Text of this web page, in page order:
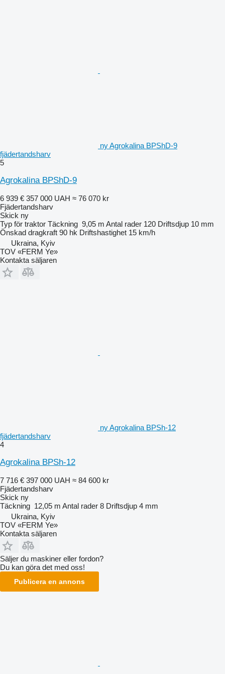
ny Agrokalina BPShD-9
fjädertandsharv
5
Agrokalina BPShD-9
6 939 € 357 000 UAH ≈ 76 070 kr
Fjädertandsharv
Skick ny
Typ för traktor Täckning 9,05 m Antal rader 120 Driftsdjup 10 mm
Önskad dragkraft 90 hk Driftshastighet 15 km/h
Ukraina, Kyiv
TOV «FERM Ye»
Kontakta säljaren
ny Agrokalina BPSh-12
fjädertandsharv
4
Agrokalina BPSh-12
7 716 € 397 000 UAH ≈ 84 600 kr
Fjädertandsharv
Skick ny
Täckning 12,05 m Antal rader 8 Driftsdjup 4 mm
Ukraina, Kyiv
TOV «FERM Ye»
Kontakta säljaren
Säljer du maskiner eller fordon?
Du kan göra det med oss!
Publicera en annons